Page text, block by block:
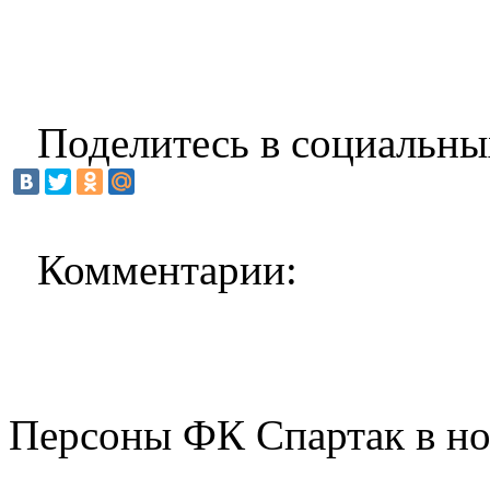
Поделитесь в
Комментарии:
Персоны ФК Спартак в